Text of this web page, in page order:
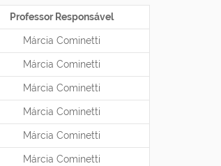
Professor Responsável
Márcia Cominetti
Márcia Cominetti
Márcia Cominetti
Márcia Cominetti
Márcia Cominetti
Márcia Cominetti